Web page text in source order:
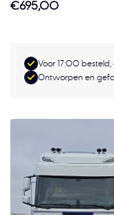
€695,00
Voor 17:00
Ontworpen en